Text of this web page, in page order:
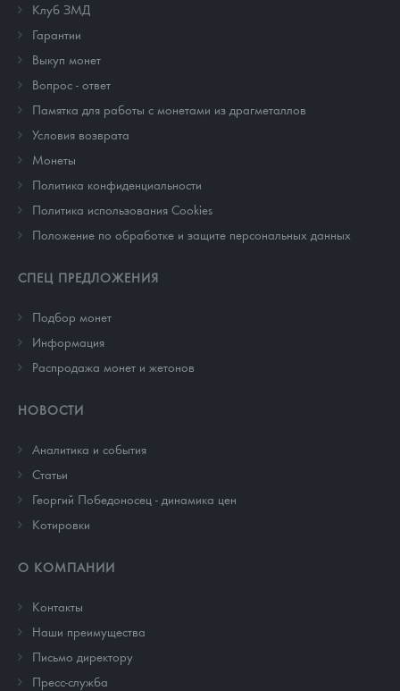
Клуб ЗМД
Гарантии
Выкуп монет
Вопрос - ответ
Памятка для работы с монетами из драгметаллов
Условия возврата
Монеты
Политика конфиденциальности
Политика использования Cookies
Положение по обработке и защите персональных данных
СПЕЦ ПРЕДЛОЖЕНИЯ
Подбор монет
Информация
Распродажа монет и жетонов
НОВОСТИ
Аналитика и события
Cтатьи
Георгий Победоносец - динамика цен
Котировки
О КОМПАНИИ
Контакты
Наши преимущества
Письмо директору
Пресс-служба